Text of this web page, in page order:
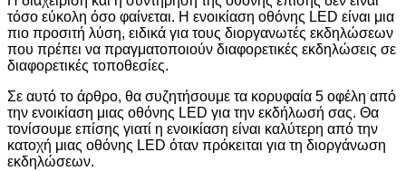
τόσο εύκολη όσο φαίνεται. Η ενοικίαση οθόνης LED είναι μια
πιο προσιτή λύση, ειδικά για τους διοργανωτές εκδηλώσεων
που πρέπει να πραγματοποιούν διαφορετικές εκδηλώσεις σε
διαφορετικές τοποθεσίες.
Σε αυτό το άρθρο, θα συζητήσουμε τα κορυφαία 5 οφέλη από
την ενοικίαση μιας οθόνης LED για την εκδήλωσή σας. Θα
τονίσουμε επίσης γιατί η ενοικίαση είναι καλύτερη από την
κατοχή μιας οθόνης LED όταν πρόκειται για τη διοργάνωση
εκδηλώσεων.